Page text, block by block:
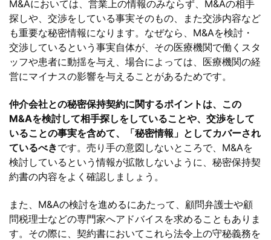
M&Aにおいては、営業上の情報のみならず、M&Aの相手
探しや、交渉をしている事実そのもの、また交渉内容など
も重要な秘密情報になります。なぜなら、M&Aを検討・
交渉しているという事実自体が、その医療機関で働くスタ
ッフや患者に動揺を与え、場合によっては、医療機関の経
営にマイナスの影響を与えることがあるためです。
仲介会社との秘密保持契約に関するポイントは、この
M&Aを検討して相手探しをしていることや、交渉をして
いることの事実を含めて、「秘密情報」としてカバーされ
ているべきです。売り手の意図しないところで、M&Aを
検討しているという情報が拡散しないように、秘密保持契
約書の内容をよく確認しましょう。
また、M&Aの検討を進めるにあたって、顧問弁護士や顧
問税理士などの専門家へアドバイスを求めることもありま
す。その際に、契約書においてこれら法令上の守秘義務を